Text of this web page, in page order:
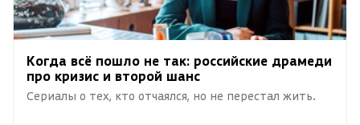
Когда всё пошло не так: российские драмеди
про кризис и второй шанс
Сериалы о тех, кто отчаялся, но не перестал жить.